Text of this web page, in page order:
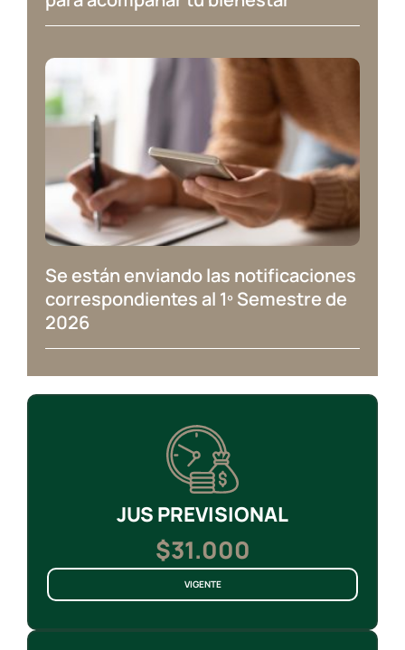
Se están enviando las notificaciones
correspondientes al 1º Semestre de
2026
JUS PREVISIONAL
$31.000
VIGENTE